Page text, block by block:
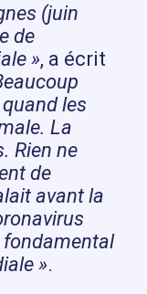
(juin
de
», a écrit
les
La
Rien ne
de
avant la
fondamental
».